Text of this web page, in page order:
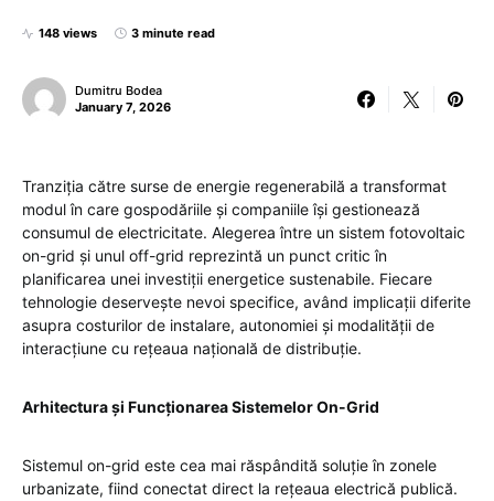
148 views 3 minute read
Dumitru Bodea
January 7, 2026
Tranziția către surse de energie regenerabilă a transformat
modul în care gospodăriile și companiile își gestionează
consumul de electricitate. Alegerea între un sistem fotovoltaic
on-grid și unul off-grid reprezintă un punct critic în
planificarea unei investiții energetice sustenabile. Fiecare
tehnologie deservește nevoi specifice, având implicații diferite
asupra costurilor de instalare, autonomiei și modalității de
interacțiune cu rețeaua națională de distribuție.
Arhitectura și Funcționarea Sistemelor On-Grid
Sistemul on-grid este cea mai răspândită soluție în zonele
urbanizate, fiind conectat direct la rețeaua electrică publică.